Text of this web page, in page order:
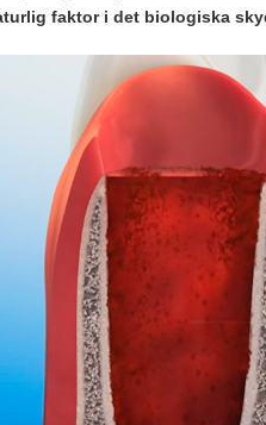
faktor i det biologiska